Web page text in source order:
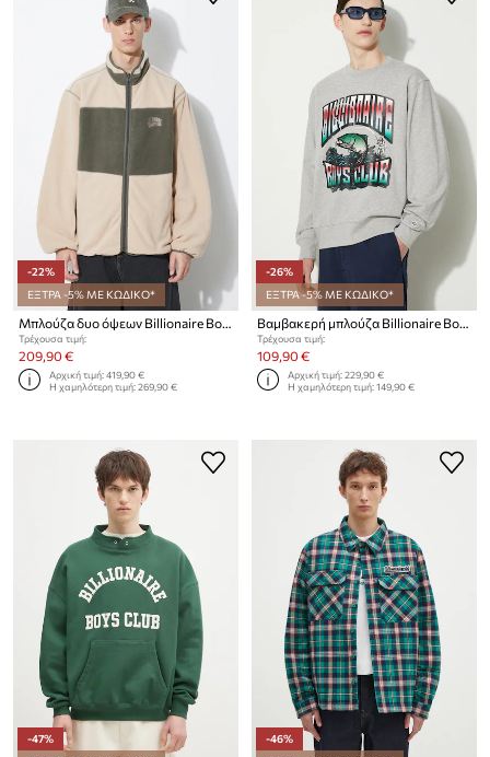
-22%
ΕΞΤΡΑ -5% ΜΕ ΚΩΔΙΚΟ*
Μπλούζα δυο όψεων Billionaire Boys Club Pull Out Shell
Τρέχουσα τιμή:
209,90 €
Αρχική τιμή:419,90 €
Η χαμηλότερη τιμή:269,90 €
-26%
ΕΞΤΡΑ -5% ΜΕ ΚΩΔΙΚΟ*
Βαμβακερή μπλούζα Billionaire Boys Club Big Catch Crewneck
Τρέχουσα τιμή:
109,90 €
Αρχική τιμή:229,90 €
Η χαμηλότερη τιμή:149,90 €
-47%
-46%